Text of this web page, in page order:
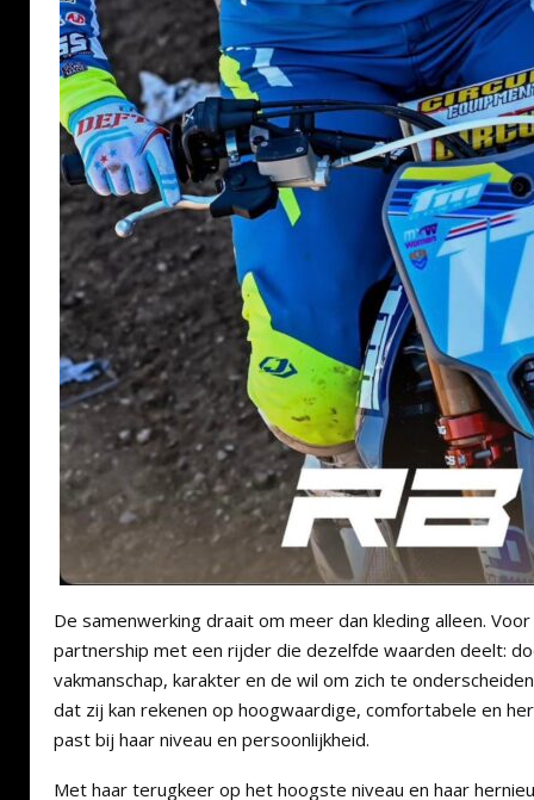
De samenwerking draait om meer dan kleding alleen.
partnership met een rijder die dezelfde waarden deelt:
vakmanschap, karakter en de wil om zich te
dat zij kan rekenen op hoogwaardige, comfortabele en
past bij haar niveau en persoonlijkheid.
Met haar terugkeer op het hoogste niveau en haar